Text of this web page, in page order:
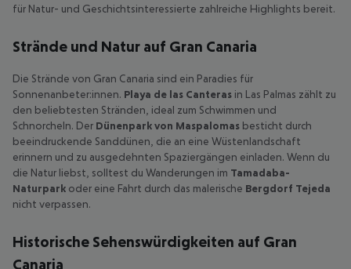
für Natur- und Geschichtsinteressierte zahlreiche Highlights bereit.
Strände und Natur auf Gran Canaria
Die Strände von Gran Canaria sind ein Paradies für
Sonnenanbeter:innen. Playa de las Canteras in Las Palmas zählt zu
den beliebtesten Stränden, ideal zum Schwimmen und
Schnorcheln. Der Dünenpark von Maspalomas besticht durch
beeindruckende Sanddünen, die an eine Wüstenlandschaft
erinnern und zu ausgedehnten Spaziergängen einladen. Wenn du
die Natur liebst, solltest du Wanderungen im Tamadaba-
Naturpark oder eine Fahrt durch das malerische Bergdorf Tejeda
nicht verpassen.
Historische Sehenswürdigkeiten auf Gran
Canaria